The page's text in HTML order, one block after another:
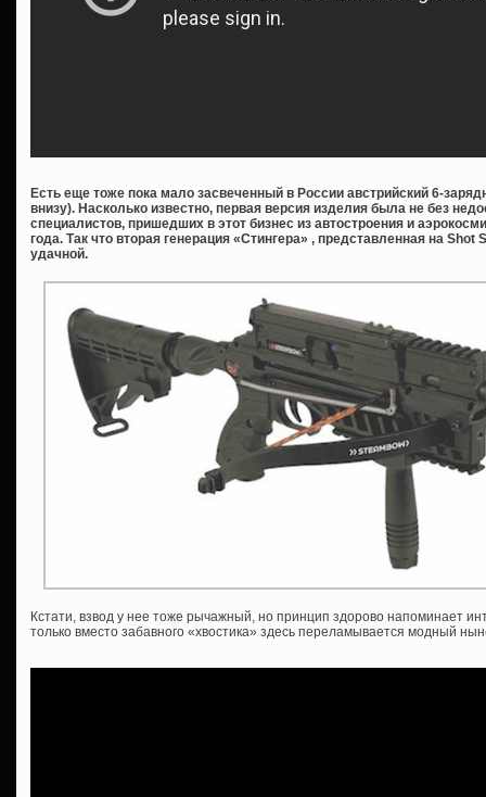
Есть еще тоже пока мало засвеченный в России австрийский 6-
внизу). Насколько известно, первая версия изделия была не без
специалистов, пришедших в этот бизнес из автостроения и
года. Так что вторая генерация «Стингера» , представленная на
удачной.
Кстати, взвод у нее тоже рычажный, но принцип здорово напоминает
только вместо забавного «хвостика» здесь переламывается модный